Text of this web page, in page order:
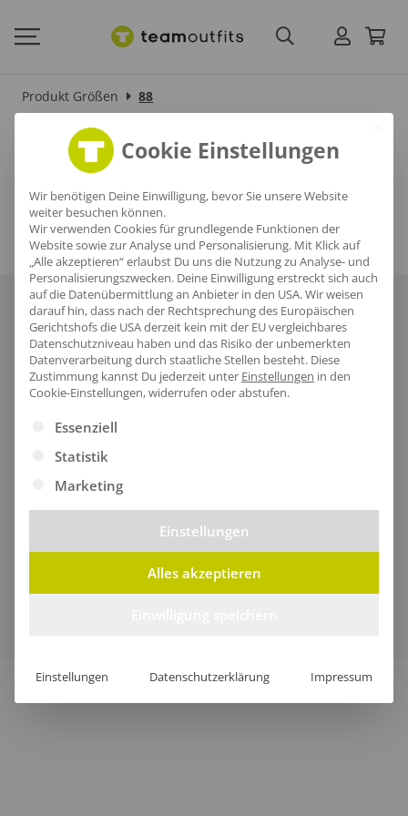
Produkt Größen 88
Über unsHäufige FragenReferenzenKarriereBlog
DatenschutzAGBImpressum
Verkauf nur an Unternehmer, Gewerbetreibende,
Freiberufler und öffentliche Institutionen, nicht jedoch an
Cookie Einstellungen
Wir benötigen Deine Einwilligung, bevor Sie unsere Website
weiter besuchen können.
Wir verwenden Cookies für grundlegende Funktionen der
Website sowie zur Analyse und Personalisierung. Mit Klick auf
„Alle akzeptieren“ erlaubst Du uns die Nutzung zu Analyse- und
Personalisierungszwecken. Deine Einwilligung erstreckt sich auch
auf die Datenübermittlung an Anbieter in den USA. Wir weisen
darauf hin, dass nach der Rechtsprechung des Europäischen
Gerichtshofs die USA derzeit kein mit der EU vergleichbares
Datenschutzniveau haben und das Risiko der unbemerkten
Datenverarbeitung durch staatliche Stellen besteht. Diese
Zustimmung kannst Du jederzeit unter Einstellungen in den
Cookie-Einstellungen, widerrufen oder abstufen.
Es folgt eine Liste der Service-Gruppen, für die eine
Essenziell
Statistik
Marketing
Einstellungen
Alles akzeptieren
Einstellungen Datenschutzerklärung Impressum